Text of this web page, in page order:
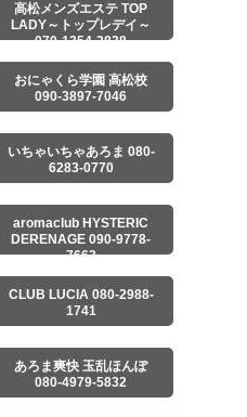
高松メンズエステ TOP
LADY～トップレデイ～
070-1354-2838
おにゃくら学園 高松校
090-3897-7046
いちゃいちゃあろま 080-
6283-0770
aromaclub HYSTERIC
DERENAGE 090-9778-
7663
CLUB LUCIA 080-2988-
1741
あろま爽快 玉乱ほんぽ
080-4979-5832